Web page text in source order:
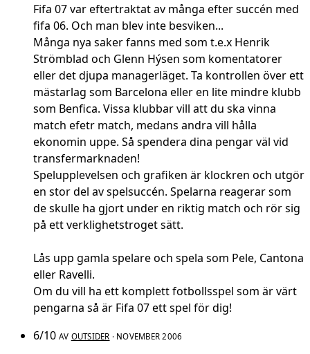
Fifa 07 var eftertraktat av många efter succén med
fifa 06. Och man blev inte besviken...
Många nya saker fanns med som t.e.x Henrik
Strömblad och Glenn Hýsen som komentatorer
eller det djupa managerläget. Ta kontrollen över ett
mästarlag som Barcelona eller en lite mindre klubb
som Benfica. Vissa klubbar vill att du ska vinna
match efetr match, medans andra vill hålla
ekonomin uppe. Så spendera dina pengar väl vid
transfermarknaden!
Spelupplevelsen och grafiken är klockren och utgör
en stor del av spelsuccén. Spelarna reagerar som
de skulle ha gjort under en riktig match och rör sig
på ett verklighetstroget sätt.
Lås upp gamla spelare och spela som Pele, Cantona
eller Ravelli.
Om du vill ha ett komplett fotbollsspel som är värt
pengarna så är Fifa 07 ett spel för dig!
6/10 AV OUTSIDER · NOVEMBER 2006